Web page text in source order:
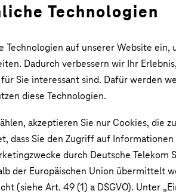
Technologien
Technologien auf unserer Website
Dadurch verbessern wir Ihr
Sie interessant sind. Dafür werden
diese Technologien.
akzeptieren Sie nur Cookies, die
dass Sie den Zugriff auf
durch Deutsche
der Europäischen Union übermittelt
(siehe Art. 49 (1) a DSGVO). Unter